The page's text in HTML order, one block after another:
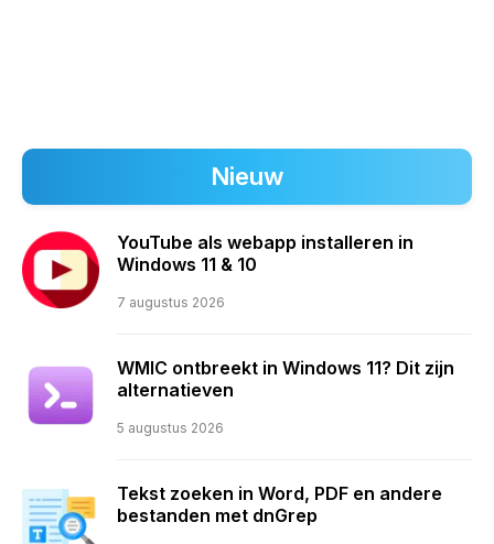
Nieuw
YouTube als webapp installeren in
Windows 11 & 10
7 augustus 2026
WMIC ontbreekt in Windows 11? Dit zijn
alternatieven
5 augustus 2026
Tekst zoeken in Word, PDF en andere
bestanden met dnGrep